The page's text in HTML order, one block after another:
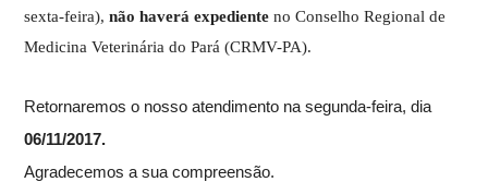
sexta-feira),não haverá expediente no Conselho Regional de
Medicina Veterinária do Pará (CRMV-PA).
Retornaremos o nosso atendimento na segunda-feira, dia
06/11/2017.
Agradecemos a sua compreensão.